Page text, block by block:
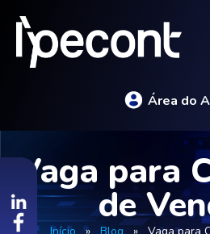
Área do
Vaga para
de